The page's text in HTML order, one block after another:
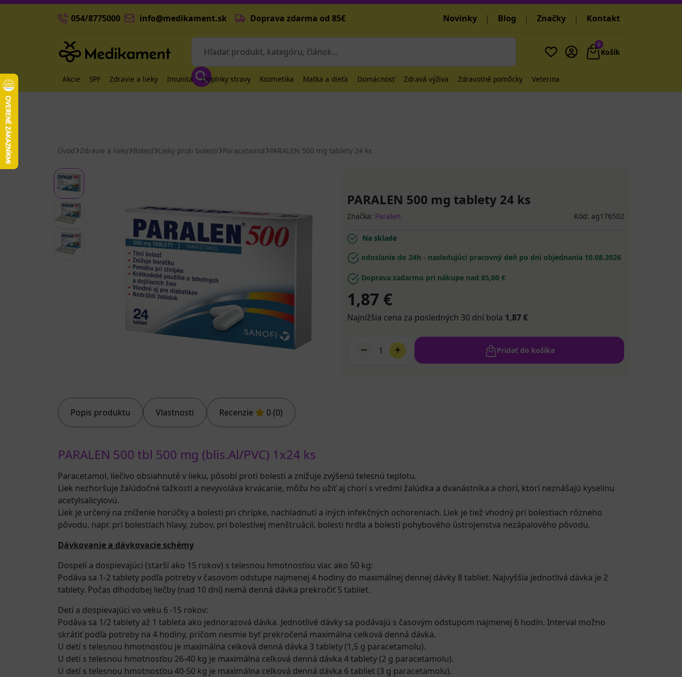
054/8775000 info@medikament.sk Doprava zdarma od 85€ Novinky | Blog | Značky | Kontakt
0
Košík
Akcie SPF Zdravie a lieky Imunita Doplnky stravy Kozmetika Matka a dieťa Domácnosť Zdravá výživa Zdravotné pomôcky Veterina
Úvod Zdravie a lieky Bolesť Lieky proti bolesti Paracetamol PARALEN 500 mg tablety 24 ks
Popis produktu Vlastnosti Recenzie 0 (0)
PARALEN 500 mg tablety 24 ks
Značka: Paralen Kód: ag176502
Na sklade
odoslanie do 24h - nasledujúci pracovný deň po dni objednania 10.08.2026
Doprava zadarmo pri nákupe nad 85,00 €
1,87 €
Najnižšia cena za posledných 30 dní bola 1,87 €
1 Pridať do košíka
PARALEN 500 tbl 500 mg (blis.Al/PVC) 1x24 ks
Paracetamol, liečivo obsiahnuté v lieku, pôsobí proti bolesti a znižuje zvýšenú telesnú teplotu.
Liek nezhoršuje žalúdočné ťažkosti a nevyvoláva krvácanie, môžu ho užiť aj chorí s vredmi žalúdka a dvanástnika a chorí, ktorí neznášajú kyselinu
acetylsalicylovú.
Liek je určený na zníženie horúčky a bolesti pri chrípke, nachladnutí a iných infekčných ochoreniach. Liek je tiež vhodný pri bolestiach rôzneho
pôvodu, napr. pri bolestiach hlavy, zubov, pri bolestivej menštruácii, bolesti hrdla a bolesti pohybového ústrojenstva nezápalového pôvodu.
Dávkovanie a dávkovacie schémy
Dospelí a dospievajúci (starší ako 15 rokov) s telesnou hmotnosťou viac ako 50 kg:
Podáva sa 1-2 tablety podľa potreby v časovom odstupe najmenej 4 hodiny do maximálnej dennej dávky 8 tabliet. Najvyššia jednotlivá dávka je 2
tablety. Počas dlhodobej liečby (nad 10 dní) nemá denná dávka prekročiť 5 tabliet.
Deti a dospievajúci vo veku 6 -15 rokov:
Podáva sa 1/2 tablety až 1 tableta ako jednorazová dávka. Jednotlivé dávky sa podávajú s časovým odstupom najmenej 6 hodín. Interval možno
skrátiť podľa potreby na 4 hodiny, pričom nesmie byť prekročená maximálna celková denná dávka.
U detí s telesnou hmotnosťou je maximálna celková denná dávka 3 tablety (1,5 g paracetamolu).
U detí s telesnou hmotnosťou 26-40 kg je maximálna celková denná dávka 4 tablety (2 g paracetamolu).
U detí s telesnou hmotnosťou 40-50 kg je maximálna celková denná dávka 6 tabliet (3 g paracetamolu).